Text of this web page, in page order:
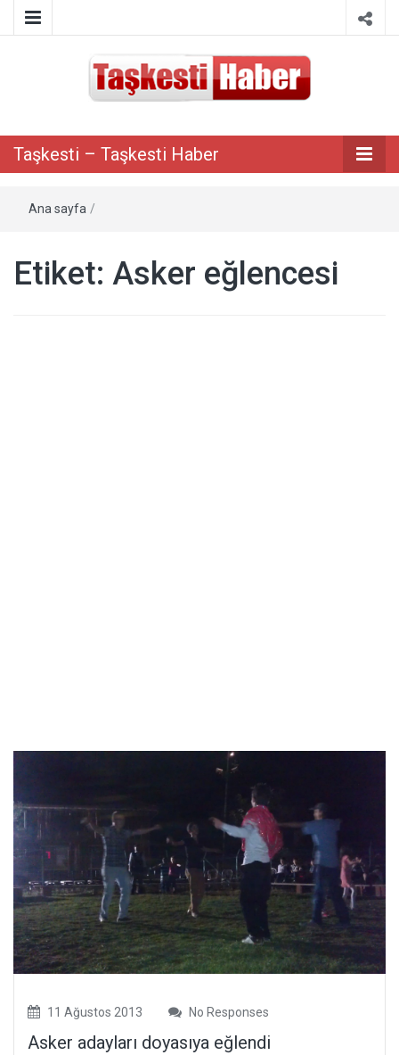
Taşkesti –
Taşkesti
Taşkesti – Taşkesti Haber
Ana sayfa /
Etiket: Asker eğlencesi
11 Ağustos 2013 No Responses
Asker adayları doyasıya eğlendi